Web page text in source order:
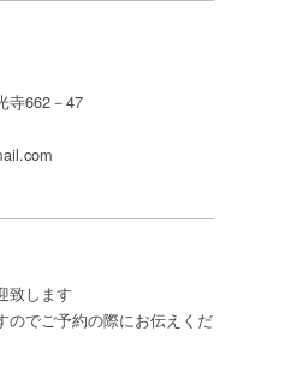
寺662－47
致します
のでご予約の際にお伝えくだ